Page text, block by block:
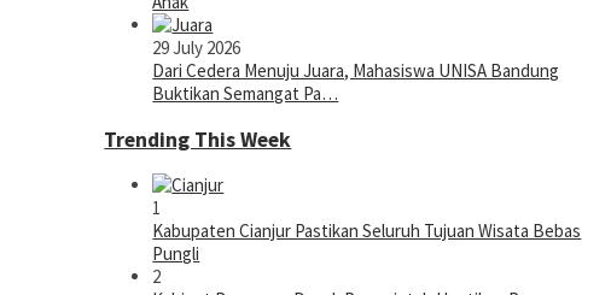
29 July 2026
Dari Cedera Menuju Juara, Mahasiswa UNISA Bandung
Buktikan Semangat Pa…
Trending This Week
1
Kabupaten Cianjur Pastikan Seluruh Tujuan Wisata Bebas
Pungli
2